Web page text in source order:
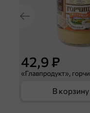
42,9 ₽
В корзину